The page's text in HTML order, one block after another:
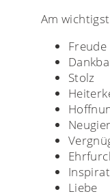
Am
Freude
Stolz
Liebe